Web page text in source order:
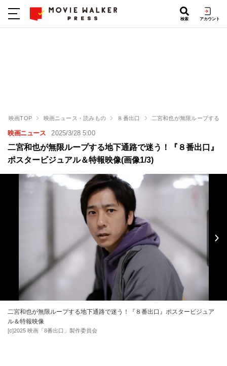
検索 アカウント
映画TOP 映画ニュース・読みもの ８番出口 二宮和也が無限ループする
映画ニュース 2025/3/28 5:00
二宮和也が無限ループする地下通路で迷う！『８番出口』
ポスタービジュアル＆特報映像(画像1/3)
二宮和也が無限ループする地下通路で迷う！『８番出口』ポスタービジュア
ル＆特報映像
[c]2025 映画「8番出口」製作委員会